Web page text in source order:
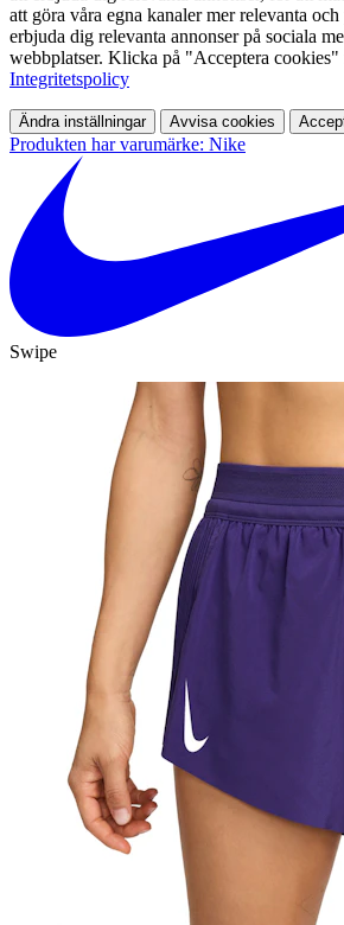
att göra våra egna kanaler mer relevanta
erbjuda dig relevanta annonser på sociala
webbplatser. Klicka på "Acceptera cookies"
Integritetspolicy
Ändra inställningar Avvisa cookies
Produkten har varumärke: Nike
Swipe